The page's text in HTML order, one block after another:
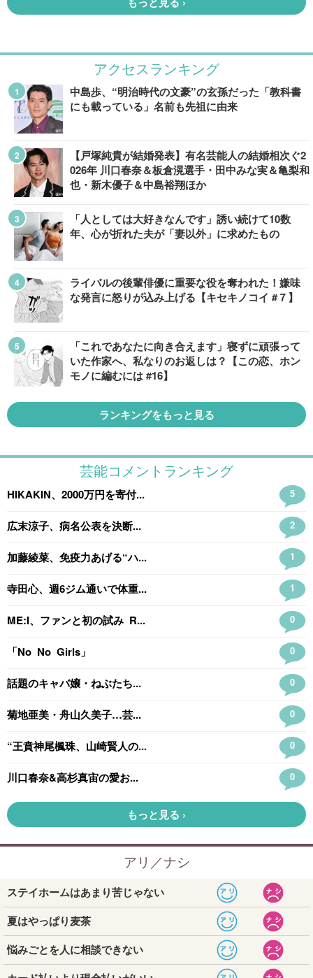
アクセスランキング
中島歩、“明治時代の文豪”の玄孫だった「教科書
にも載っている」名前も先祖に由来
【戸塚純貴が結婚発表】有名芸能人の結婚相次ぐ2
026年 川口春奈＆板倉滉選手・田中みな実＆亀梨和
也・新木優子＆中島裕翔ほか
「人としては大好きなんです」誘い続けて10数
年、心が折れた夫が「妻以外」に求めたもの
ライバルの後輩俳優に重要な役を奪われた！嫌味
な発言に怒りが込み上げる【キセキノコイ #７】
「これであなたに向き合えます」寝ずに頑張って
いた作家へ、私なりのお返しは？【この恋、ホン
モノに編むには #16】
ランキングをもっと見る